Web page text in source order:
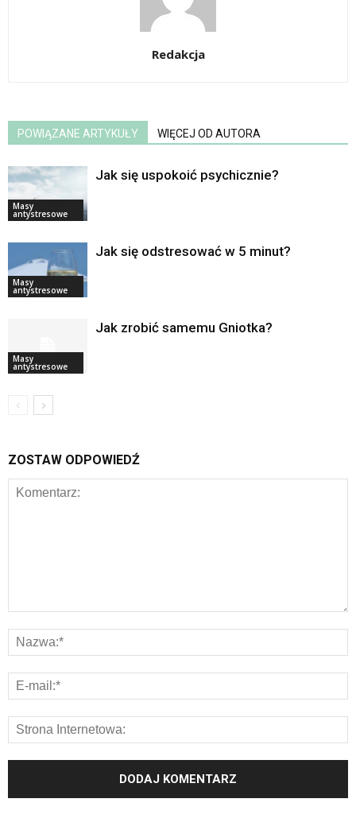
Redakcja
POWIĄZANE ARTYKUŁY WIĘCEJ OD AUTORA
Masy
antystresowe
Jak się uspokoić psychicznie?
Masy
antystresowe
Jak się odstresować w 5 minut?
Masy
antystresowe
Jak zrobić samemu Gniotka?
ZOSTAW ODPOWIEDŹ